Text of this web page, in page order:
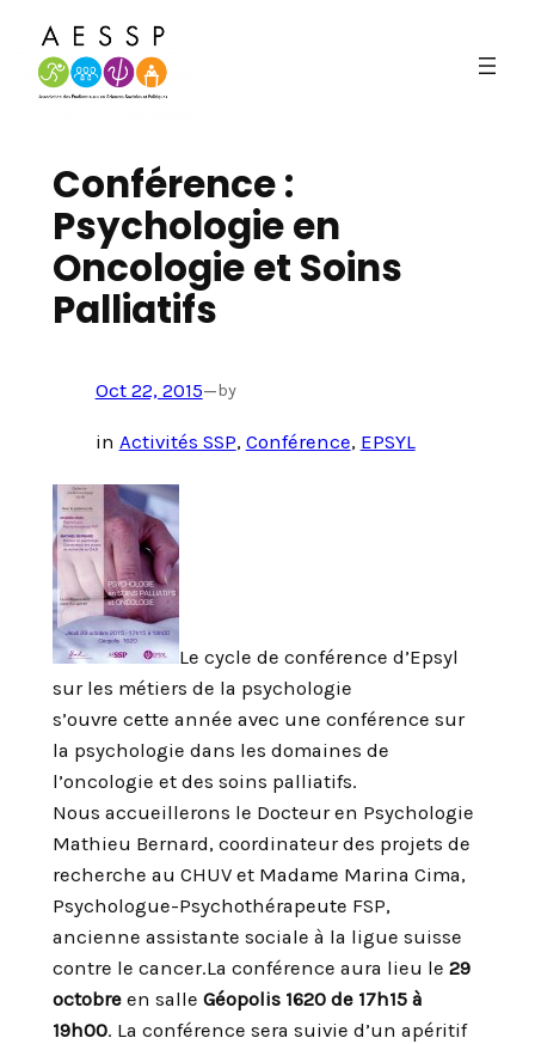
contenuConférence :
Psychologie en
Oncologie et Soins
Palliatifs
Oct 22, 2015—by
in Activités SSP, Conférence, EPSYL
Le cycle de conférence d’Epsyl
sur les métiers de la psychologie
s’ouvre cette année avec une conférence sur
la psychologie dans les domaines de
l’oncologie et des soins palliatifs.
Nous accueillerons le Docteur en Psychologie
Mathieu Bernard, coordinateur des projets de
recherche au CHUV et Madame Marina Cima,
Psychologue-Psychothérapeute FSP,
ancienne assistante sociale à la ligue suisse
contre le cancer.La conférence aura lieu le 29
octobreen salle Géopolis 1620 de 17h15 à
19h00. La conférence sera suivie d’un apéritif